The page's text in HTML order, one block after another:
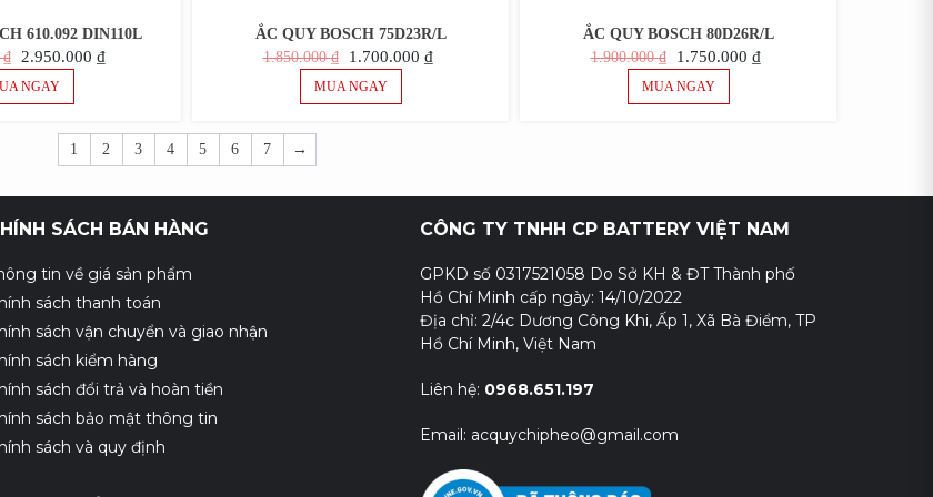
610.092 DIN110L
₫
GIÁ
GỐC
LÀ:
3.350.000 ₫.
2.950.000 ₫
LÀ:
2.950.000 ₫.
NGAY
ẮC QUY BOSCH 75D23R/L
1.850.000₫
GIÁ
GỐC
LÀ:
1.700.000 ₫
MUA NGAY
ẮC QUY BOSCH 80D26R/L
1.900.000₫
GIÁ
GỐC
LÀ:
1.750.000 ₫
MUA NGAY
1 2 3 4 5 6 7 →
SÁCH BÁN HÀNG
tin về giá sản phẩm
sách thanh toán
sách vận chuyển và giao nhận
sách kiểm hàng
sách đổi trả và hoàn tiền
sách bảo mật thông tin
sách và quy định
CÔNG TY TNHH CP BATTERY VIỆT NAM
GPKD số 0317521058 Do Sở KH & ĐT Thành phố
Hồ Chí Minh cấp ngày: 14/10/2022
Địa chỉ: 2/4c Dương Công Khi, Ấp 1, Xã Bà Điểm, TP
Hồ Chí Minh, Việt Nam
Liên hệ: 0968.651.197
Email: acquychipheo@gmail.com